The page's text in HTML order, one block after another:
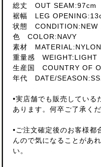
総丈 OUT SEAM:97cm
裾幅 LEG
状態 CONDITION:NEW
色 COLOR:NAVY
素材 MATERIAL:NYLON
重量感 WEIGHT:LIGHT
生産国 COUNTRY OF
年代 DATE/
•実店舗でも販売している
あります。何卒ご了承くだ
•ご注文確定後のお客様都
んので気になることがあ
い。